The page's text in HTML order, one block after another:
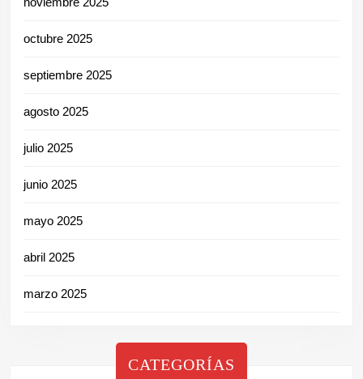
octubre 2025
septiembre 2025
agosto 2025
julio 2025
junio 2025
mayo 2025
abril 2025
marzo 2025
CATEGORÍAS